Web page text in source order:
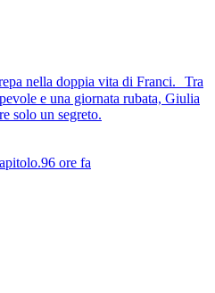
nella doppia vita di Franci. Tra
e una giornata rubata, Giulia
solo un segreto.
6 ore fa